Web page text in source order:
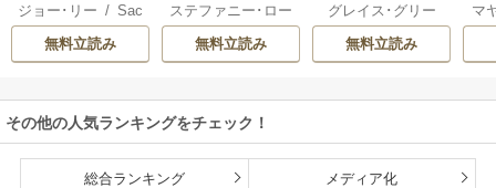
明けのシュヴァリ
エ
ジョー･リー /Sac
hiyo
無料立読み
ステファニー･ロー
レンス / わたぬき
めん
無料立読み
グレイス･グリー
桜井りょう
無料立読み
ッ
マ
ッ
その他の人気ランキングをチェック！
総合ランキング メディア化